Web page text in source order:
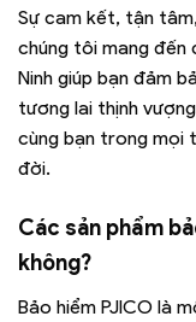
Sự cam kết, tận
chúng tôi mang đến
Ninh giúp bạn đảm
tương lai thịnh
cùng bạn trong mọi
đời.
Các sản phẩm
không?
Bảo hiểm PJICO là